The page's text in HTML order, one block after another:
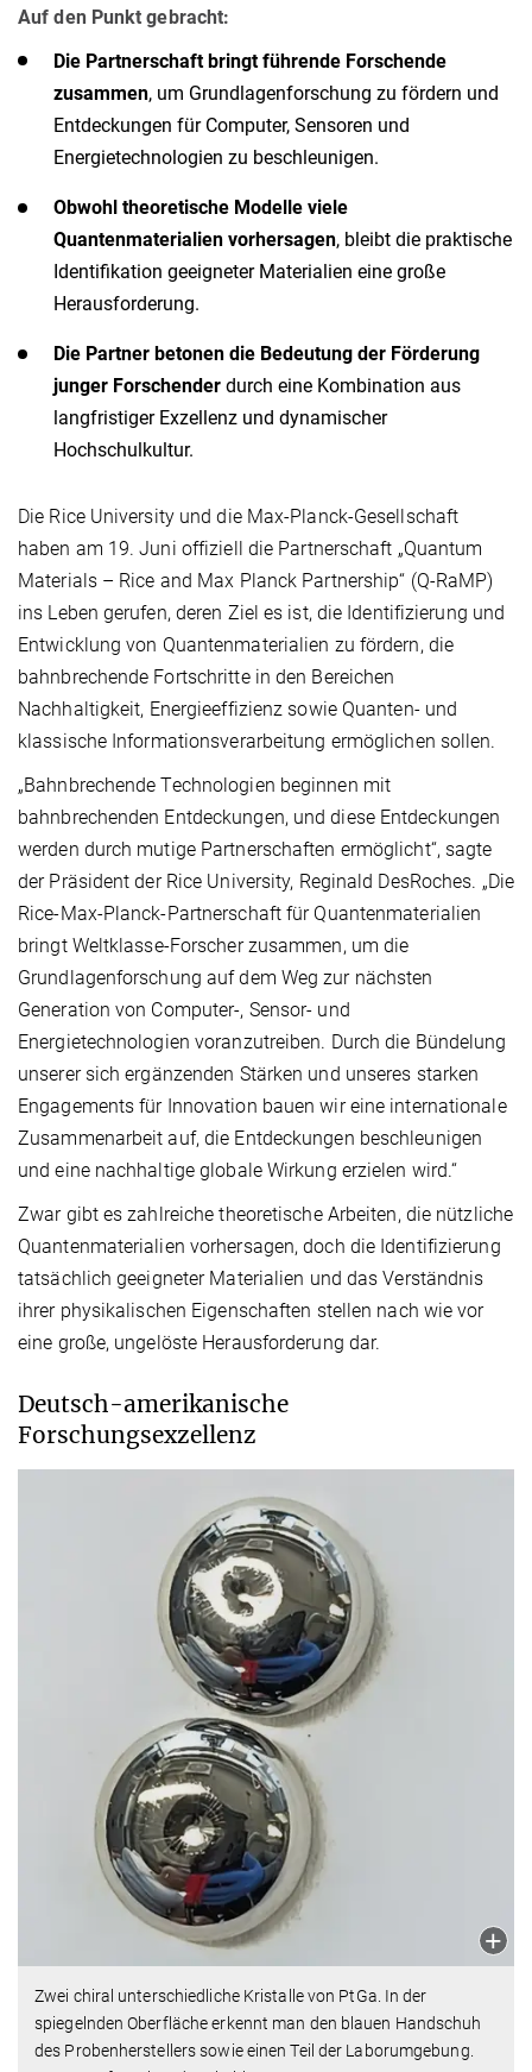
Auf den Punkt gebracht:
Die Partnerschaft bringt führende Forschende
zusammen, um Grundlagenforschung zu fördern und
Entdeckungen für Computer, Sensoren und
Energietechnologien zu beschleunigen.
Obwohl theoretische Modelle viele
Quantenmaterialien vorhersagen, bleibt die praktische
Identifikation geeigneter Materialien eine große
Herausforderung.
Die Partner betonen die Bedeutung der Förderung
junger Forschender durch eine Kombination aus
langfristiger Exzellenz und dynamischer
Hochschulkultur.
Die Rice University und die Max-Planck-Gesellschaft
haben am 19. Juni offiziell die Partnerschaft „Quantum
Materials – Rice and Max Planck Partnership“ (Q-RaMP)
ins Leben gerufen, deren Ziel es ist, die Identifizierung und
Entwicklung von Quantenmaterialien zu fördern, die
bahnbrechende Fortschritte in den Bereichen
Nachhaltigkeit, Energieeffizienz sowie Quanten- und
klassische Informationsverarbeitung ermöglichen sollen.
„Bahnbrechende Technologien beginnen mit
bahnbrechenden Entdeckungen, und diese Entdeckungen
werden durch mutige Partnerschaften ermöglicht“, sagte
der Präsident der Rice University, Reginald DesRoches. „Die
Rice-Max-Planck-Partnerschaft für Quantenmaterialien
bringt Weltklasse-Forscher zusammen, um die
Grundlagenforschung auf dem Weg zur nächsten
Generation von Computer-, Sensor- und
Energietechnologien voranzutreiben. Durch die Bündelung
unserer sich ergänzenden Stärken und unseres starken
Engagements für Innovation bauen wir eine internationale
Zusammenarbeit auf, die Entdeckungen beschleunigen
und eine nachhaltige globale Wirkung erzielen wird.“
Zwar gibt es zahlreiche theoretische Arbeiten, die nützliche
Quantenmaterialien vorhersagen, doch die Identifizierung
tatsächlich geeigneter Materialien und das Verständnis
ihrer physikalischen Eigenschaften stellen nach wie vor
eine große, ungelöste Herausforderung dar.
Deutsch-amerikanische
Forschungsexzellenz
Zwei chiral unterschiedliche Kristalle von PtGa. In der
spiegelnden Oberfläche erkennt man den blauen Handschuh
des Probenherstellers sowie einen Teil der Laborumgebung.